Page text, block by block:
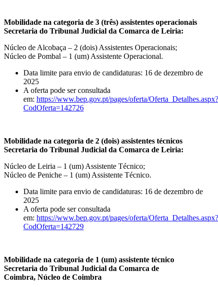
Mobilidade na categoria de 3 (três) assistentes operacionais
Secretaria do Tribunal Judicial da Comarca de Leiria:
Núcleo de Alcobaça – 2 (dois) Assistentes Operacionais;
Núcleo de Pombal – 1 (um) Assistente Operacional.
Data limite para envio de candidaturas: 16 de dezembro de
2025
A oferta pode ser consultada
em: https://www.bep.gov.pt/pages/oferta/Oferta_Detalhes.aspx?
CodOferta=142726
Mobilidade na categoria de 2 (dois) assistentes técnicos
Secretaria do Tribunal Judicial da Comarca de Leiria:
Núcleo de Leiria – 1 (um) Assistente Técnico;
Núcleo de Peniche – 1 (um) Assistente Técnico.
Data limite para envio de candidaturas: 16 de dezembro de
2025
A oferta pode ser consultada
em: https://www.bep.gov.pt/pages/oferta/Oferta_Detalhes.aspx?
CodOferta=142729
Mobilidade na categoria de 1 (um) assistente técnico
Secretaria do Tribunal Judicial da Comarca de
Coimbra, Núcleo de Coimbra